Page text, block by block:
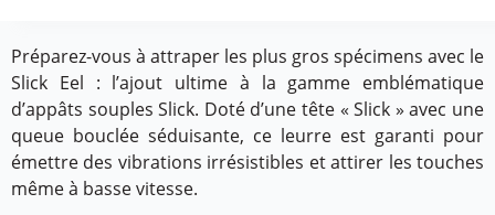
Préparez-vous à attraper les plus gros spécimens avec le
Slick Eel : l’ajout ultime à la gamme emblématique
d’appâts souples Slick. Doté d’une tête « Slick » avec une
queue bouclée séduisante, ce leurre est garanti pour
émettre des vibrations irrésistibles et attirer les touches
même à basse vitesse.